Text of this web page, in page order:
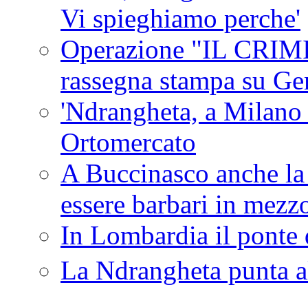
Vi spieghiamo perche'
Operazione "IL
rassegna stampa su
'Ndrangheta, a Milano
Ortomercato
A Buccinasco anche
essere barbari in
In Lombardia il ponte
La Ndrangheta